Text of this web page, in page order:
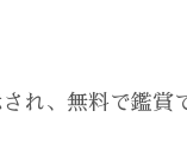
れ、無料で鑑賞